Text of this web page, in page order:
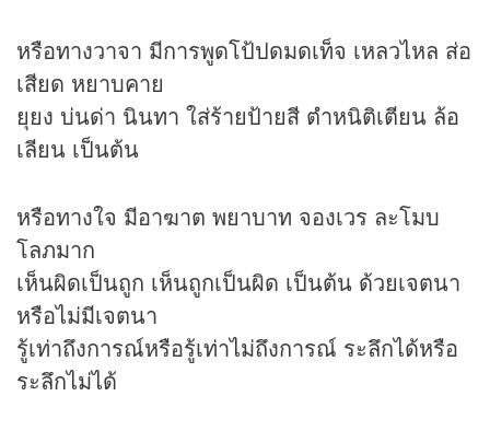
หรือทางวาจา มีการพูดโป้ปดมดเท็จ เหลวไหล ส่อ
เสียด หยาบคาย
ยุยง บ่นด่า นินทา ใส่ร้ายป้ายสี ตำหนิติเตียน ล้อ
เลียน เป็นต้น
หรือทางใจ มีอาฆาต พยาบาท จองเวร ละโมบ
โลภมาก
เห็นผิดเป็นถูก เห็นถูกเป็นผิด เป็นต้น ด้วยเจตนา
หรือไม่มีเจตนา
รู้เท่าถึงการณ์หรือรู้เท่าไม่ถึงการณ์ ระลึกได้หรือ
ระลึกไม่ได้